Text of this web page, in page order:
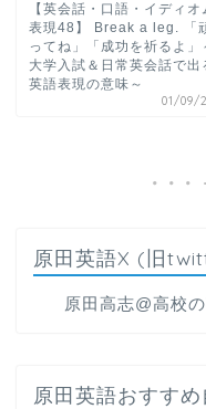
【英会話・口語・イディオ
表現48】 Break a leg. 「
ってね」「成功を祈るよ」
大学入試＆日常英会話で出
英語表現の意味～
01/09/
原田英語X (旧
原田高志@高校
原田英語おすす